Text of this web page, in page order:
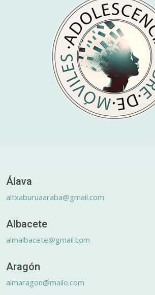
Álava
altxaburuaaraba@gmail.com
Albacete
almalbacete@gmail.com
Aragón
almaragon@mailo.com